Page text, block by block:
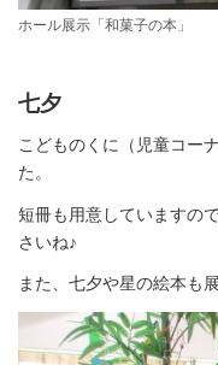
ホール展示「和菓子の本」
七夕
こどものくに（児童コー
た。
短冊も用意していますの
さいね♪
また、七夕や星の絵本も